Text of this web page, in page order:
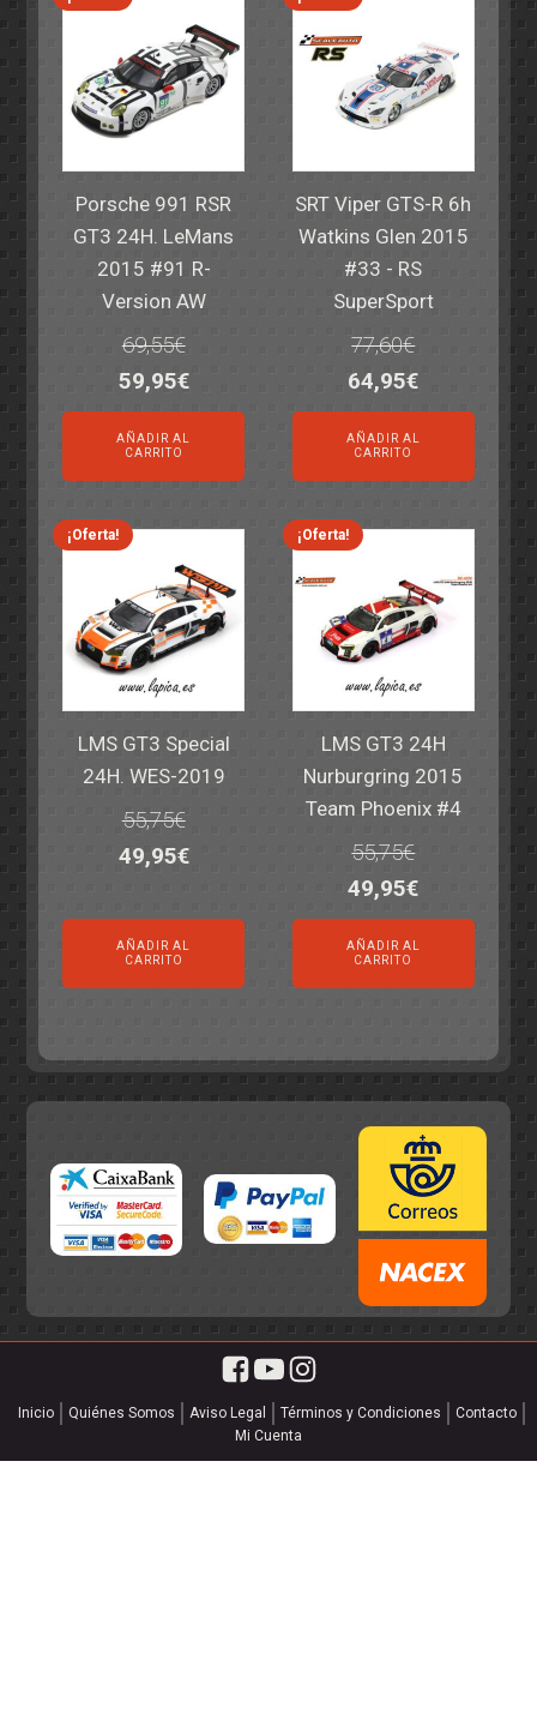
Porsche 991 RSR
GT3 24H. LeMans
2015 #91 R-
Version AW
69,55€
El
precio
original
era:
69,55€.
59,95€El
precio
actual
es:
59,95€.
AÑADIR AL
CARRITO
SRT Viper GTS-R 6h
Watkins Glen 2015
#33 - RS
SuperSport
77,60€
El
precio
original
era:
77,60€.
64,95€El
precio
actual
es:
64,95€.
AÑADIR AL
CARRITO
¡Oferta!
LMS GT3 Special
24H. WES-2019
55,75€
El
original
era:
49,95€El
actual
AÑADIR AL
CARRITO
¡Oferta!
LMS GT3 24H
Nurburgring 2015
Team Phoenix #4
55,75€
El
precio
original
era:
49,95€El
precio
actual
es:
AÑADIR AL
CARRITO
Inicio Quiénes Somos Aviso Legal Términos y Condiciones
Contacto
Mi Cuenta